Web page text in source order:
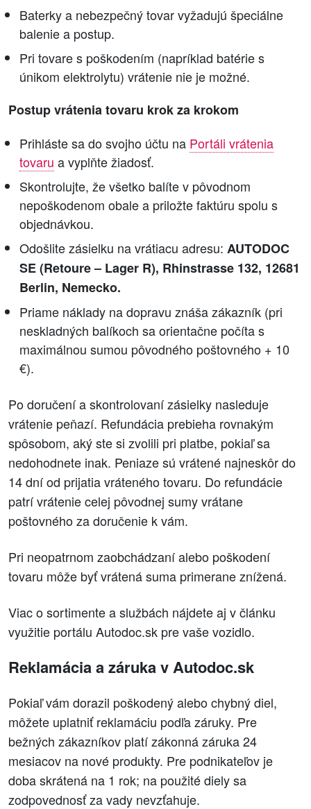
Baterky a nebezpečný tovar vyžadujú špeciálne
balenie a postup.
Pri tovare s poškodením (napríklad batérie s
únikom elektrolytu) vrátenie nie je možné.
Postup vrátenia tovaru krok za krokom
Prihláste sa do svojho účtu na Portáli vrátenia
tovaru a vyplňte žiadosť.
Skontrolujte, že všetko balíte v pôvodnom
nepoškodenom obale a priložte faktúru spolu s
objednávkou.
Odošlite zásielku na vrátiacu adresu: AUTODOC
SE (Retoure – Lager R), Rhinstrasse 132, 12681
Berlin, Nemecko.
Priame náklady na dopravu znáša zákazník (pri
neskladných balíkoch sa orientačne počíta s
maximálnou sumou pôvodného poštovného + 10
€).
Po doručení a skontrolovaní zásielky nasleduje
vrátenie peňazí. Refundácia prebieha rovnakým
spôsobom, aký ste si zvolili pri platbe, pokiaľ sa
nedohodnete inak. Peniaze sú vrátené najneskôr do
14 dní od prijatia vráteného tovaru. Do refundácie
patrí vrátenie celej pôvodnej sumy vrátane
poštovného za doručenie k vám.
Pri neopatrnom zaobchádzaní alebo poškodení
tovaru môže byť vrátená suma primerane znížená.
Viac o sortimente a službách nájdete aj v článku
využitie portálu Autodoc.sk pre vaše vozidlo.
Reklamácia a záruka v Autodoc.sk
Pokiaľ vám dorazil poškodený alebo chybný diel,
môžete uplatniť reklamáciu podľa záruky. Pre
bežných zákazníkov platí zákonná záruka 24
mesiacov na nové produkty. Pre podnikateľov je
doba skrátená na 1 rok; na použité diely sa
zodpovednosť za vady nevzťahuje.